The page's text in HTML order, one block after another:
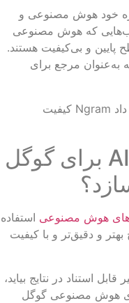
خود هوش مصنوعی و
که هوش مصنوعی
و بی‌کیفیت هستند.
به‌عنوان مرجع برای
چرا AI-written book برای گوگل
هوش مصنوعی استفاده
و دقیق‌تر و با کیفیت
استناد در نتایج بیاید،
هوش مصنوعی گوگل